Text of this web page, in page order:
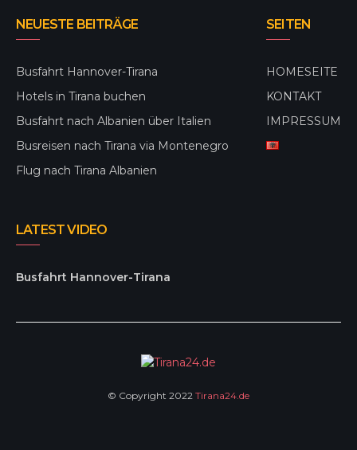
NEUESTE BEITRÄGE
Busfahrt Hannover-Tirana
Hotels in Tirana buchen
Busfahrt nach Albanien über Italien
Busreisen nach Tirana via Montenegro
Flug nach Tirana Albanien
SEITEN
HOMESEITE
KONTAKT
IMPRESSUM
LATEST VIDEO
Busfahrt Hannover-Tirana
© Copyright 2022 Tirana24.de